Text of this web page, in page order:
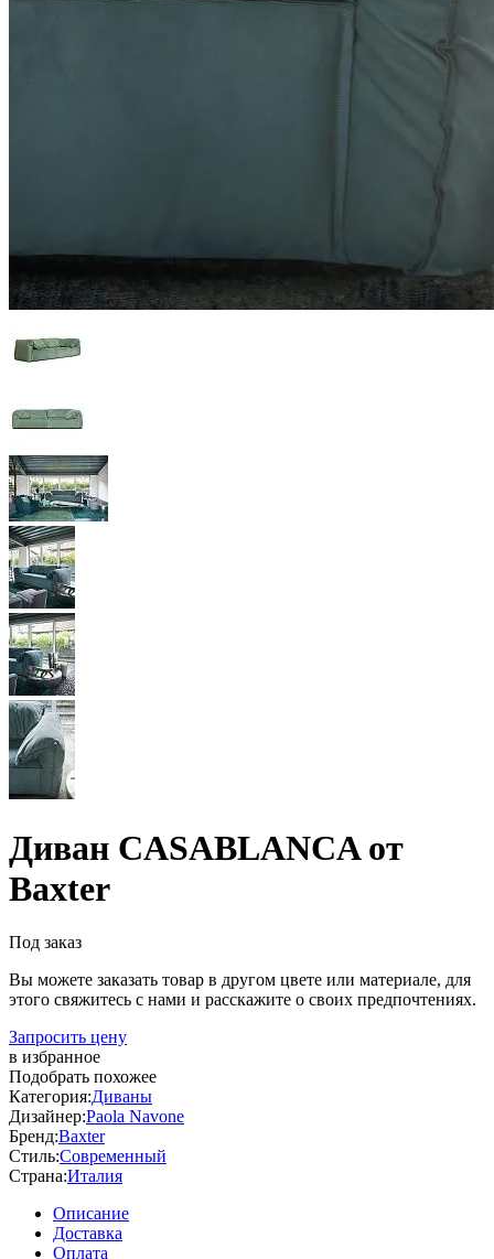
Диван CASABLANCA от
Baxter
Под заказ
Вы можете заказать товар в другом цвете или материале, для
этого свяжитесь с нами и расскажите о своих предпочтениях.
Запросить цену
в избранное
Подобрать похожее
Категория:Диваны
Дизайнер:Paola Navone
Бренд:Baxter
Стиль:Современный
Страна:Италия
Описание
Доставка
Оплата